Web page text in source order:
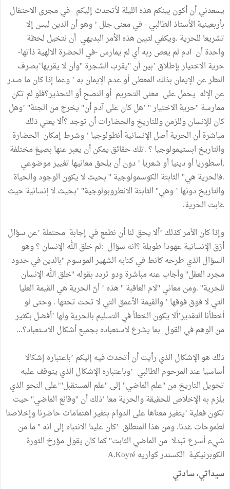
يسعدني أن أكون بينكم هذه الليلة لأتحدث إليكم –في مجرى الاحتفال
بأربعينية الأستاذ الطالبي - في معنى جلل ’ وهو أن الدين ليس إلا
تشريعا للحرية .ويكفي لتبين هذه الأمر البديهي أن نتخيل لحظة
واحدة أن آدم لم يعص ربه أي لم يمارس -في الحضرة الالهية ذاتها-
حرية الاختيار بإطلاق ’بين أن "يقرب الشجرة ''وأن لا يقربها’بصرف
النظر عن الإيمان بذلك المعطى أو عدم الإيمان به ’ وعما إذا كان ما صدر
عن الإله يحمل على معنى التحريم أو النصح أو التحذير؟فلو لم تكن
ممارسة "حرية الاختيار " ’هل كان على آدم أن" يخرج من الجنة" ’وهل
كان للإنسان وللزمن وللتاريخ والحضارات أن توجد ؟ألا يعني ذلك
مباشرة أن الحرية أصل الإنسانية أنطولوجيا ’ وشرط إمكان الحضارة
والتاريخ ابستيمولوجيا ؟ .تلك حقائق يمكن أن يعبر عنها بصيغ مختلفة
,أسطوريا أو دينيا أو شعريا ’ دون أن يلحق معانيها تغيير موضوعي
.فالحرية هي'' الثابتة الكوسمولوجية '' بحيث لا يكون الوجود والحياة
والتاريخ دونها ’ وهي" الثابتة الانطروبولوجية" ’بحيث لا إنسانية حيث
غابت الحرية.
وإذا كان الأمر كذلك ’ألا يحق لنا أن نطمع في إجابة محتملة ’عن سؤال
أرّق الإنسانية عهودا طويلة ؟انه سؤال :لم خلق الله الإنسان ؟ وهو
السؤال الذي طرحه كانط في كتابه الشهير الموسوم ''بالدين في حدود
مجرد العقل'' وأجاب عنه مباشرة ودو تردد بقوله ''خلق الله الإنسان
للحرية'' .ومن معاني "لام العاقبة " هذه ’ أنّ الحرية هي القيمة العليا
التي لا فوق فوقها ’ والقيمة الأعمق التي لا تحت تحتها . وحتى لو
أخطأنا التقدير’ألا يكون الخطأ في التسليم بالحرية ولها ’أفضل بكثير
من الوهم في القول بما يشرع لاستعباده بجميع أشكال الاستعباد؟...
ذلك هو الإشكال الذي رأيت أن أتحدث فيه إليكم ’باعتباره إشكالا
أساسيا عند المرحوم الطالبي ’وباعتباره الإشكال الذي يتوقف عليه
تحويل التاريخ من "علم الماضي" إلى "علم المستقبل"’على النحو الذي
يلزم به الإخلاص للحقيقة والحرية معا ’ذلك أن ''وقائع الماضي" حيت
تكون فعلية ’يتغير معناها على الدوام بتغير اهتمامات حاضرنا وإخلاصنا
لطموحات غدنا. ومن هذا المنطلق ’كان علينا الانتباه إلى انه " ما من
شيء أسرع تبدلا من الماضي الثابت" كما كان يقول مؤرخ الثورة
الكوبرنيكية الكسندر كواريه A.Koyré
سيداتي، سادتي